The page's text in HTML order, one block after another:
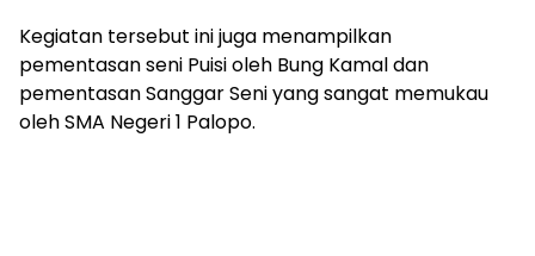
Kegiatan tersebut ini juga menampilkan
pementasan seni Puisi oleh Bung Kamal dan
pementasan Sanggar Seni yang sangat memukau
oleh SMA Negeri 1 Palopo.